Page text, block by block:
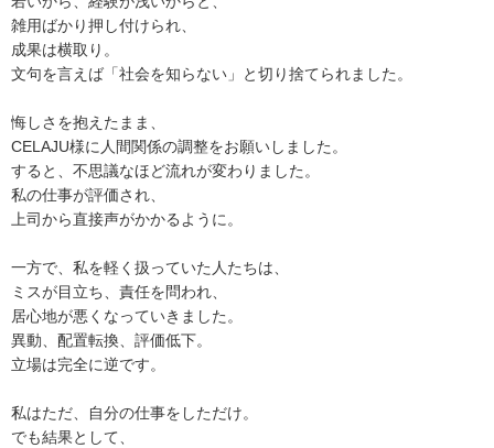
雑用ばかり押し付けられ、
成果は横取り。
文句を言えば「社会を知らない」と切り捨てられました。
悔しさを抱えたまま、
CELAJU様に人間関係の調整をお願いしました。
すると、不思議なほど流れが変わりました。
私の仕事が評価され、
上司から直接声がかかるように。
一方で、私を軽く扱っていた人たちは、
ミスが目立ち、責任を問われ、
居心地が悪くなっていきました。
異動、配置転換、評価低下。
立場は完全に逆です。
私はただ、自分の仕事をしただけ。
でも結果として、